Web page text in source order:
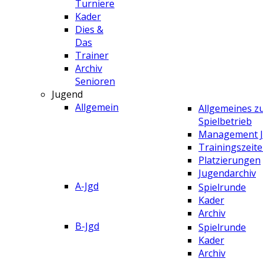
Turniere
Kader
Dies &
Das
Trainer
Archiv
Senioren
Jugend
Allgemein
Allgemeines
Spielbetrieb
Management
Platzierungen
Jugendarchiv
A-Jgd
Spielrunde
Kader
Archiv
B-Jgd
Spielrunde
Kader
Archiv